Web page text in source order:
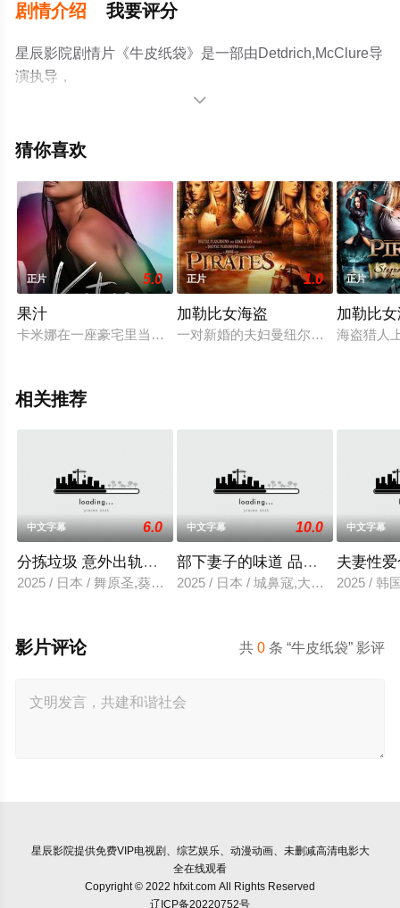
剧情介绍 我要评分
星辰影院剧情片《牛皮纸袋》是一部由Detdrich,McClure导
演执导，
布,Reece,Cross,Bobby,Davis,Mike,Duff,Chris,等演员精彩
全就上星辰影视，更多相关信息可移步至豆瓣电影、电视
猫或剧情网等平台了解。

猜你喜欢
正片 5.0
果汁
卡米娜在一座豪宅里当女仆，很快就得知了主人亚历克斯和格蕾
正片 1.0
加勒比女海盗
一对新婚的夫妇曼纽尔、伊莎贝拉在
正片
加勒比
海盗猎人
相关推荐
中文字幕 6.0
分拣垃圾 意外出轨性爱
2025 / 日本 / 舞原圣,葵悠太
中文字幕 10.0
部下妻子的味道 品尝的上司
2025 / 日本 / 城鼻寇,大泽透,中山健二
中文字幕
夫妻性
2025 / 韩
共0 条 “牛皮纸袋” 影评
影片评论
星辰影院提供免费VIP电视剧、综艺娱乐、动漫动画、未删减高清电影大
全在线观看
Copyright © 2022 hfxit.com All Rights Reserved
辽ICP备20220752号